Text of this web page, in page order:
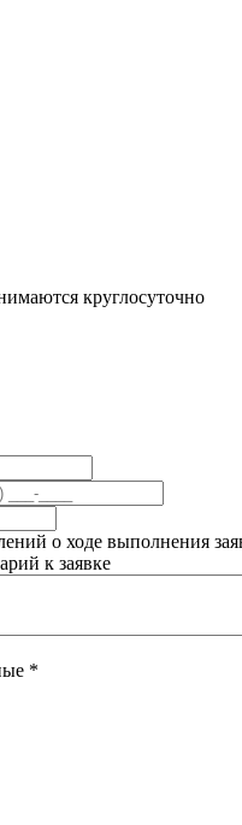
круглосуточно
о ходе выполнения
к заявке
*